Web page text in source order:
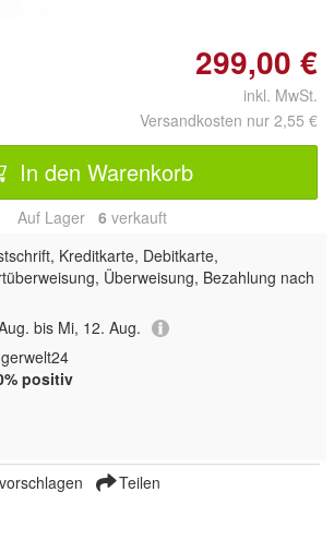
299,00 €
inkl. MwSt.
Versandkosten nur 2,55 €
In den Warenkorb
Auf Lager 6 verkauft
Kreditkarte, Debitkarte,
Überweisung, Bezahlung nach
bis Mi, 12. Aug.
positiv
Teilen